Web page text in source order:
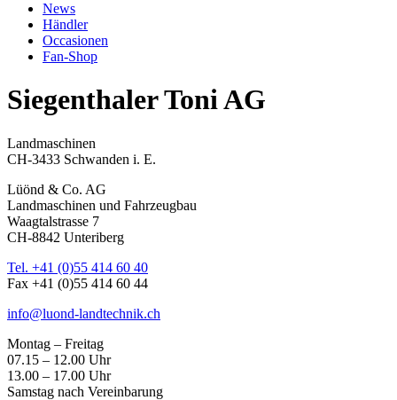
News
Händler
Occasionen
Fan-Shop
Siegenthaler Toni AG
Landmaschinen
CH-3433 Schwanden i. E.
Lüönd & Co. AG
Landmaschinen und Fahrzeugbau
Waagtalstrasse 7
CH-8842 Unteriberg
Tel. +41 (0)55 414 60 40
Fax +41 (0)55 414 60 44
info@luond-landtechnik.ch
Montag – Freitag
07.15 – 12.00 Uhr
13.00 – 17.00 Uhr
Samstag nach Vereinbarung